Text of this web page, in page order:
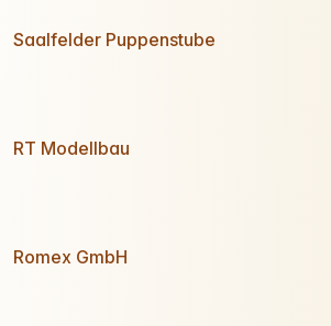
Saalfelder Puppenstube
RT Modellbau
Romex GmbH